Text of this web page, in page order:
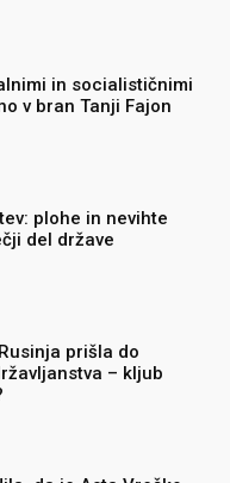
in socialističnimi
v bran Tanji Fajon
plohe in nevihte
del države
prišla do
– kljub